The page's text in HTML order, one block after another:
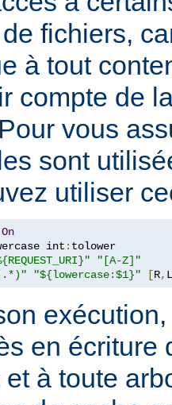
fichiers,
à tout
compte de
vous
sont
utiliser
On
int :
"[A-Z]"
"${lowercase:$1}" [R, L
en écriture
à toute